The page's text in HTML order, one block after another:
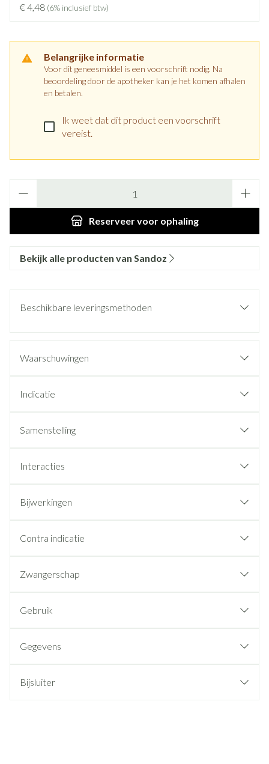
€ 4,48 (6% inclusief btw)
Belangrijke informatie
Voor dit geneesmiddel is een voorschrift nodig. Na
beoordeling door de apotheker kan je het komen afhalen
en betalen.
Ik weet dat dit product een voorschrift
vereist.
Reserveervoor ophaling
Bekijk alle producten van Sandoz
Beschikbare leveringsmethoden
Waarschuwingen
Indicatie
Samenstelling
Interacties
Bijwerkingen
Contra indicatie
Zwangerschap
Gebruik
Gegevens
Bijsluiter